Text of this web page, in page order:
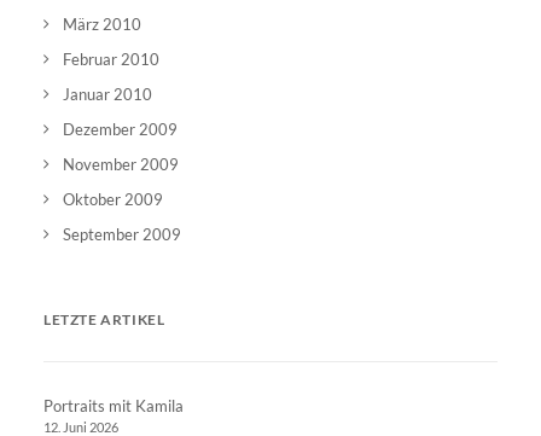
März 2010
Februar 2010
Januar 2010
Dezember 2009
November 2009
Oktober 2009
September 2009
LETZTE ARTIKEL
Portraits mit Kamila
12. Juni 2026